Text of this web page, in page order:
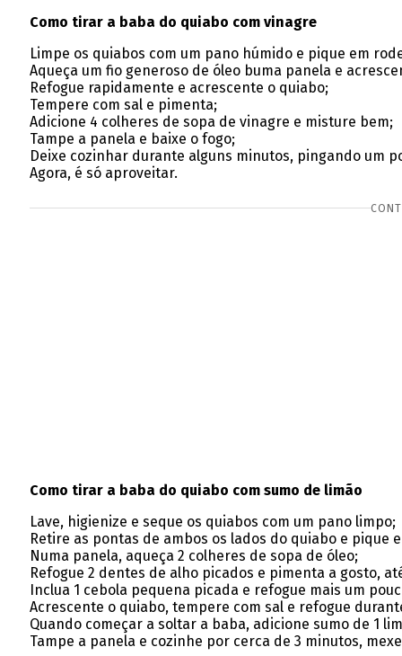
Como tirar a baba do quiabo com vinagre
Limpe os quiabos com um pano húmido e pique em
Aqueça um fio generoso de óleo buma panela e
Refogue rapidamente e acrescente o quiabo;
Tempere com sal e pimenta;
Adicione 4 colheres de sopa de vinagre e misture bem;
Tampe a panela e baixe o fogo;
Deixe cozinhar durante alguns minutos, pingando um
Agora, é só aproveitar.
Como tirar a baba do quiabo com sumo de limão
Lave, higienize e seque os quiabos com um pano limpo;
Retire as pontas de ambos os lados do quiabo e pique
Numa panela, aqueça 2 colheres de sopa de óleo;
Refogue 2 dentes de alho picados e pimenta a gosto,
Inclua 1 cebola pequena picada e refogue mais um
Acrescente o quiabo, tempere com sal e refogue
Quando começar a soltar a baba, adicione sumo de 1
Tampe a panela e cozinhe por cerca de 3 minutos,